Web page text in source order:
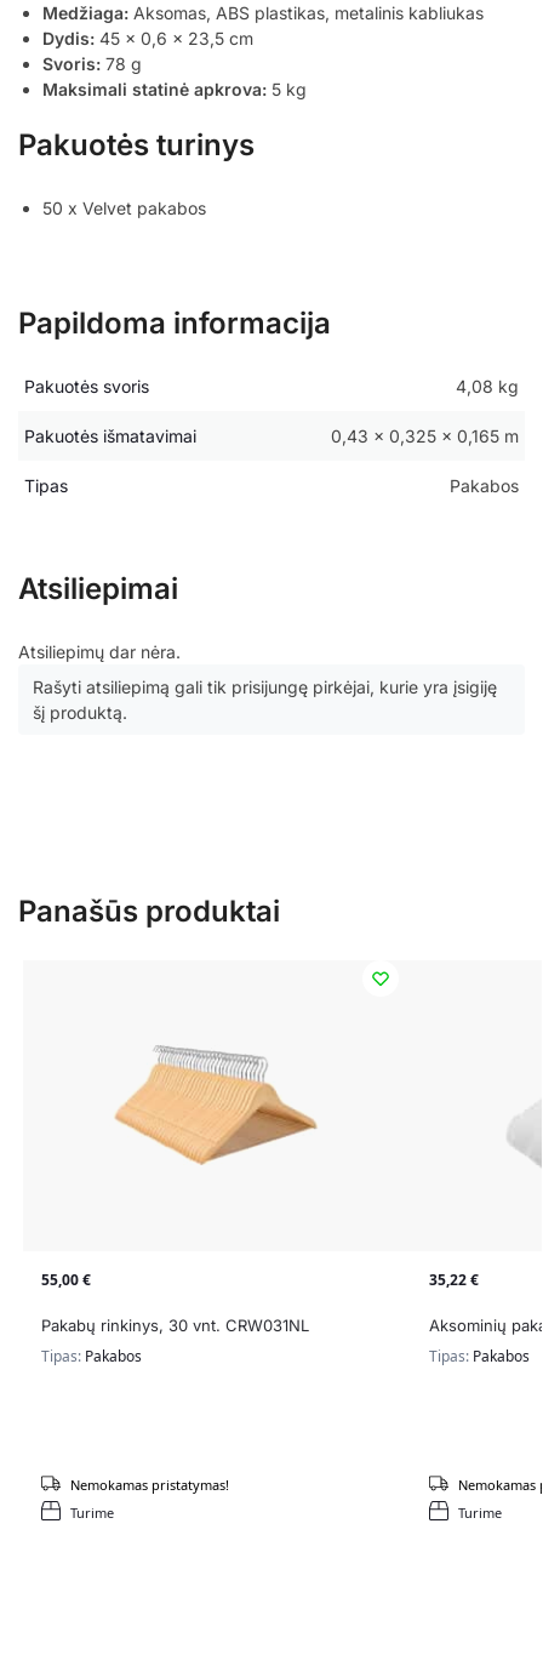
Medžiaga: Aksomas, ABS plastikas, metalinis kabliukas
Dydis: 45 x 0,6 x 23,5 cm
Svoris: 78 g
Maksimali statinė apkrova: 5 kg
Pakuotės turinys
50 x Velvet pakabos
Papildoma informacija
Pakuotės svoris 4,08 kg
Pakuotės išmatavimai 0,43 × 0,325 × 0,165 m
Tipas Pakabos
Atsiliepimai
Atsiliepimų dar nėra.
Rašyti atsiliepimą gali tik prisijungę pirkėjai, kurie yra įsigiję
šį produktą.
Panašūs produktai
55,00€
Pakabų rinkinys, 30 vnt. CRW031NL
Tipas: Pakabos
Turime
Nemokamas pristatymas!
35,22€
Aksominių
Tipas: Pakabos
Turime
Nemokamas